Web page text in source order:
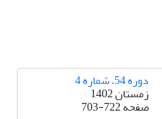
دوره 54، شماره 4
زمستان 1402
صفحه703-722